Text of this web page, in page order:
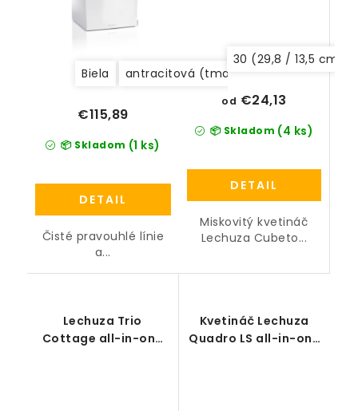
Biela antracitová (tmavosivá)
📦 Skladom (1 ks)
€115,89
DETAIL
Čisté pravouhlé línie
a...
30 (29,8 / 13,5 cm)
📦 Skladom (4 ks)
od €24,13
DETAIL
Miskovitý kvetináč
Lechuza Cubeto...
Lechuza Trio
Cottage all-in-one
Kvetináč Lechuza
Quadro LS all-in-one